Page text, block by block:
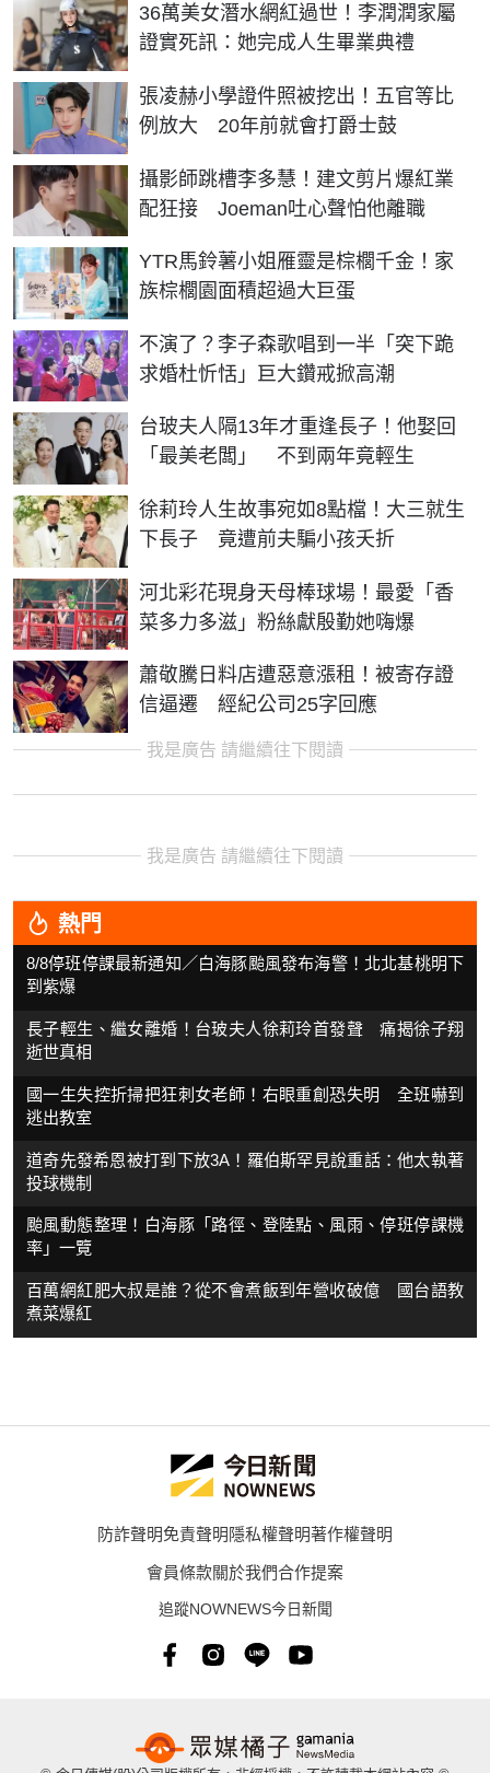
36萬美女潛水網紅過世！李潤潤家屬
證實死訊：她完成人生畢業典禮
張凌赫小學證件照被挖出！五官等比
例放大 20年前就會打爵士鼓
攝影師跳槽李多慧！建文剪片爆紅業
配狂接 Joeman吐心聲怕他離職
YTR馬鈴薯小姐雁靈是棕櫚千金！家
族棕櫚園面積超過大巨蛋
不演了？李子森歌唱到一半「突下跪
求婚杜忻恬」巨大鑽戒掀高潮
台玻夫人隔13年才重逢長子！他娶回
「最美老闆」 不到兩年竟輕生
徐莉玲人生故事宛如8點檔！大三就生
下長子 竟遭前夫騙小孩夭折
河北彩花現身天母棒球場！最愛「香
菜多力多滋」粉絲獻殷勤她嗨爆
蕭敬騰日料店遭惡意漲租！被寄存證
信逼遷 經紀公司25字回應
我是廣告 請繼續往下閱讀
我是廣告 請繼續往下閱讀
熱門
8/8停班停課最新通知／白海豚颱風發布海警！北北基桃明下
到紫爆
長子輕生、繼女離婚！台玻夫人徐莉玲首發聲 痛揭徐子翔
逝世真相
國一生失控折掃把狂刺女老師！右眼重創恐失明 全班嚇到
逃出教室
道奇先發希恩被打到下放3A！羅伯斯罕見說重話：他太執著
投球機制
颱風動態整理！白海豚「路徑、登陸點、風雨、停班停課機
率」一覽
百萬網紅肥大叔是誰？從不會煮飯到年營收破億 國台語教
煮菜爆紅
防詐聲明免責聲明隱私權聲明著作權聲明
會員條款關於我們合作提案
追蹤NOWNEWS今日新聞